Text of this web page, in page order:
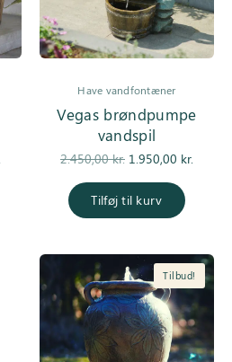
Have vandfontæner
Vegas brøndpumpe
vandspil
2.450,00kr.
Den
pris var:
2.450,00 kr..
1.950,00 kr.
Tilføj til kurv
Tilbud!